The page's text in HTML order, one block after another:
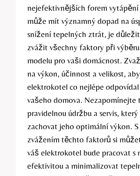
nejefektivnějších forem vytápění​
může mít⁢ významný dopad na
snížení tepelných ztrát, je
zvážit všechny ⁤faktory při výběru
modelu pro vaši domácnost.
na výkon, účinnost a velikost,
elektrokotel co nejlépe
vašeho domova. Nezapomínejte‌
‌pravidelnou ⁤údržbu a servis,
zachovat jeho optimální výkon.
zvážením těchto faktorů si
váš elektrokotel bude pracovat s
efektivitou a minimalizovat